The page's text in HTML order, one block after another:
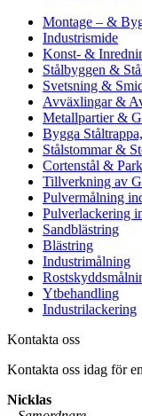
Montage – &
Industrismide
Konst- &
Stålbyggen &
Svetsning &
Avväxlingar &
Metallpartier &
Bygga
Stålstommar &
Cortenstål &
Tillverkning av
Pulvermålning
Pulverlackering
Sandblästring
Blästring
Industrimålning
Ytbehandling
Industrilackering
Kontakta oss
Kontakta oss idag för
Nicklas